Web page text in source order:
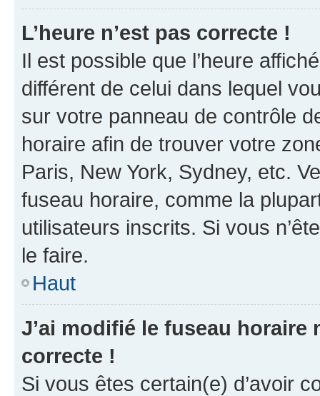
L’heure n’est pas correcte !
Il est possible que l’heure
différent de celui dans lequel
sur votre panneau de contrôle
horaire afin de trouver votre
Paris, New York, Sydney, etc.
fuseau horaire, comme la
utilisateurs inscrits. Si vous
le faire.
Haut
J’ai modifié le fuseau horaire
correcte !
Si vous êtes certain(e) d’avoir